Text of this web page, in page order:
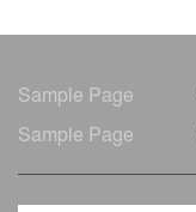
Sample Page
Sample Page